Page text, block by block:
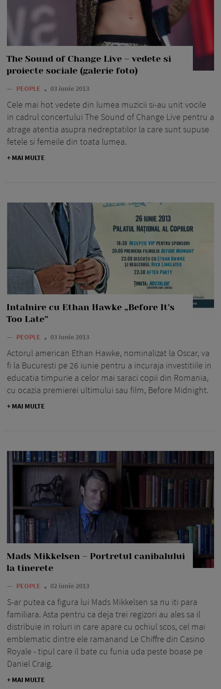
The Sound of Change Live – vedete si
proiecte sociale (galerie foto)
— PEOPLE 03 iunie 2013
Cele mai hot vedete din lumea muzicii si-au unit vocile
in cadrul concertului The Sound of Change Live pentru a
atrage atentia asupra nedreptatilor la care sunt supuse
fetele si femeile din toata lumea.
+ MAI MULTE
Intalnire cu Ethan Hawke „Before It’s
Too Late”
— PEOPLE 03 iunie 2013
Actorul american Ethan Hawke, nominalizat la Oscar, va
fi la Bucuresti pe 26 iunie pentru a incuraja investitiile in
educatia timpurie a celor mai saraci copii din Romania,
cu ocazia premierei ultimului sau film, Before Midnight.
+ MAI MULTE
Mads Mikkelsen – Portretul canibalului
la tinerete
— PEOPLE 02 iunie 2013
S-ar putea ca figura lui Mads Mikkelsen sa nu iti para
familiara. Asta pentru ca deja trei regizori au ales sa il
distribuie in roluri in care apare cu ochiul scos, cel mai
emblematic dintre ele ramanand Le Chiffre din Casino
Royale - tipul care il bate cu funia uda peste boase pe
Daniel Craig.
+ MAI MULTE